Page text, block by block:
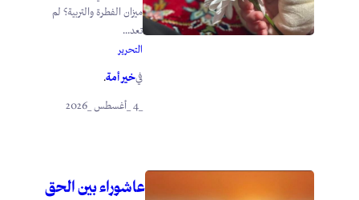
ميزان الفطرة والتربية؟ لم
تعد...
التحرير
فيخير أمة.
_4 _أغسطس _2026
عاشوراء بين الحق